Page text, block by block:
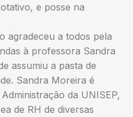
e posse na
agradeceu a todos pela
à professora Sandra
assumiu a pasta de
Sandra Moreira é
da UNISEP,
de RH de diversas